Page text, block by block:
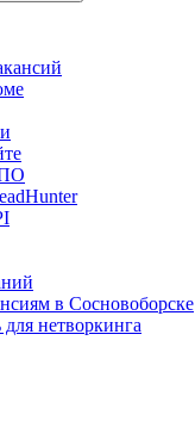
ПО
в Сосновоборске
для нетворкинга